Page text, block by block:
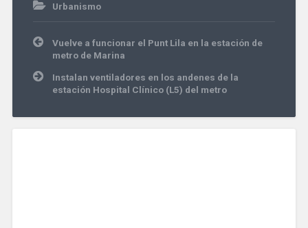
Urbanismo
Navegación
de
entradas
Vuelve a funcionar el Punt Lila en la estación de
metro de Marina
Instalan ventiladores en los andenes de la
estación Hospital Clínico (L5) del metro